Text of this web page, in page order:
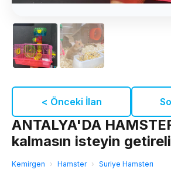
< Önceki İlan
ANTALYA'DA
kalmasın isteyin
Kemirgen › Hamster › Suriye Hamsterı